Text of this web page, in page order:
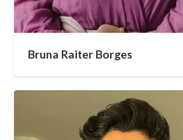
Bruna Raiter Borges